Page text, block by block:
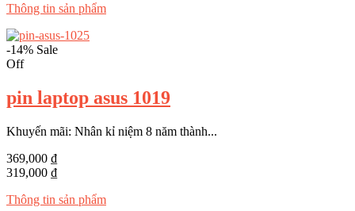
Thông tin sản phẩm
-14% Sale
Off
pin laptop asus 1019
Khuyến mãi: Nhân kỉ niệm 8 năm thành...
369,000 ₫
319,000 ₫
Thông tin sản phẩm